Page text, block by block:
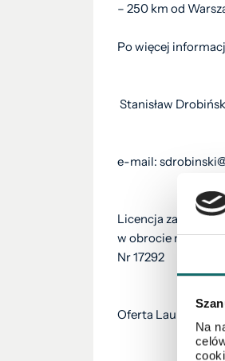
Na
– 250 km od
Po więcej
Stanisław
e-mail:
Licencja zawodowa
w obrocie
Nr 17292
Oferta Laureata